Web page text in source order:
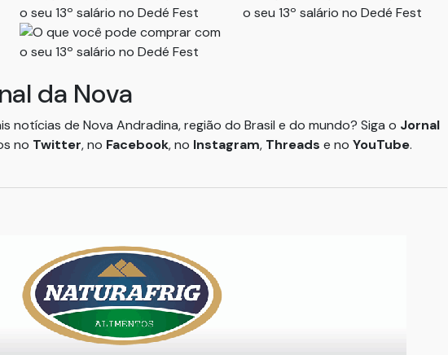
da Nova
notícias de Nova Andradina, região do Brasil e do mundo? Siga o Jornal
no Twitter, no Facebook, no Instagram, Threads e no YouTube.